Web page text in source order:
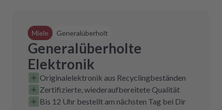
Miele Generalüberholt
Generalüberholte
Elektronik
Originalelektronik aus Recyclingbeständen
Zertifizierte, wiederaufbereitete Qualität
Bis 12 Uhr bestellt am nächsten Tag bei Dir